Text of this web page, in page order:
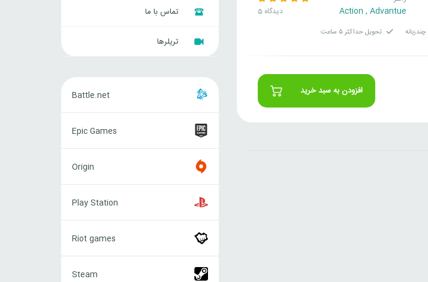
Action , Advantue 5 دیدگاه
چندزبانه تحویل حداکثر ۵ ساعت
افزودن به سبد خرید
تماس با ما
تریلرها
Battle.net
Games
Epic Games
Origin
Station
Play Station
games
Riot games
Steam